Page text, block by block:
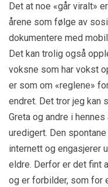
Det at noe «går viralt»
årene som følge av
dokumentere med
Det kan trolig også
voksne som har vokst
er som om «reglene»
endret. Det tror jeg kan
Greta og andre i
uredigert. Den
internett og engasjerer
eldre. Derfor er det fint
og er forbilder, som for